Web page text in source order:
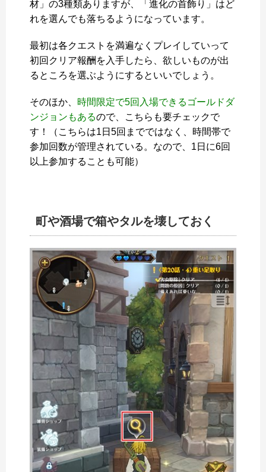
材」の3種類ありますが、「進化の首飾り」はど
れを選んでも落ちるようになっています。
最初は各クエストを満遍なくプレイしていって
初回クリア報酬を入手したら、欲しいものが出
るところを選ぶようにするといいでしょう。
そのほか、 時間限定で5回入場できるゴールドダ
ンジョンもあるので、こちらも要チェックで
す！（こちらは1日5回までではなく、時間帯で
参加回数が管理されている。なので、1日に6回
以上参加することも可能）
町や酒場で箱やタルを壊しておく